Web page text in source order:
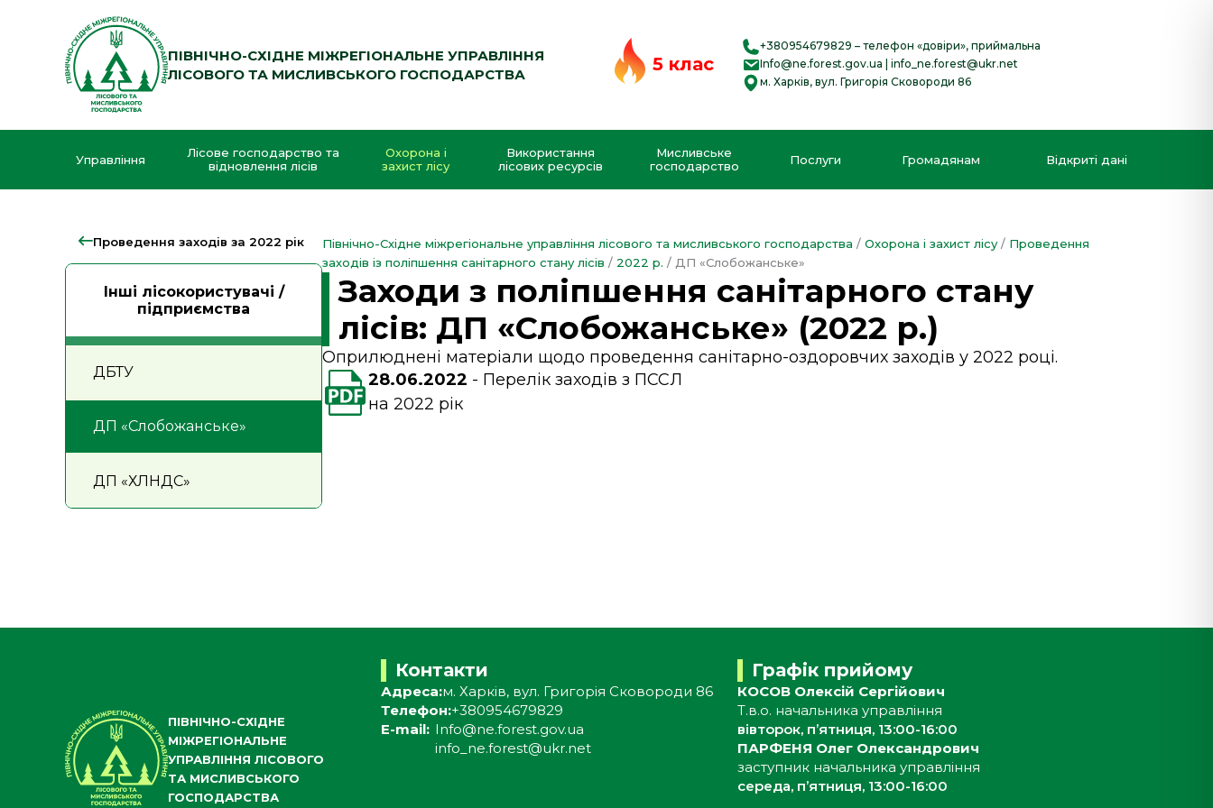
ПІВНІЧНО-СХІДНЕ МІЖРЕГІОНАЛЬНЕ УПРАВЛІННЯ
ЛІСОВОГО ТА МИСЛИВСЬКОГО ГОСПОДАРСТВА
5 клас
+380954679829 – телефон «довіри», приймальна
Info@ne.forest.gov.ua | info_ne.forest@ukr.net
м. Харків, вул. Григорія Сковороди 86
Управління
Лісове господарство та
відновлення лісів
Охорона і
захист лісу
Використання
лісових ресурсів
Мисливське
господарство
Послуги Громадянам Відкриті дані
Проведення заходів за 2022 рік
Інші лісокористувачі /
підприємства
ДБТУ
ДП «Слобожанське»
ДП «ХЛНДС»
Північно-Східне міжрегіональне управління лісового та мисливського господарства / Охорона і захист лісу/ Проведення
заходів із поліпшення санітарного стану лісів / 2022 р. / ДП «Слобожанське»
Заходи з поліпшення санітарного стану
лісів: ДП «Слобожанське» (2022 р.)
Оприлюднені матеріали щодо проведення санітарно-оздоровчих заходів у 2022 році.
28.06.2022
Перелік заходів з ПССЛ
на 2022 рік
ПІВНІЧНО-СХІДНЕ
МІЖРЕГІОНАЛЬНЕ
УПРАВЛІННЯ ЛІСОВОГО
ТА МИСЛИВСЬКОГО
ГОСПОДАРСТВА
Контакти
Адреса:м. Харків, вул. Григорія Сковороди 86
Телефон:+380954679829
E-mail: Info@ne.forest.gov.ua
info_ne.forest@ukr.net
Графік прийому
КОСОВ Олексій Сергійович
Т.в.о. начальника управління
вівторок, п’ятниця, 13:00-16:00
ПАРФЕНЯ Олег Олександрович
заступник начальника управління
середа, п’ятниця, 13:00-16:00